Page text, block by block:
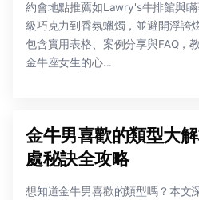
約會地點推薦如Lawry's牛排館與
級巧克力到香氛蠟燭，並避開浮誇
包含實用表格、案例分享與FAQ，
金牛座女生的心...
金牛男喜歡的類型大
處秘訣全攻略
想知道金牛男喜歡的類型嗎？本文